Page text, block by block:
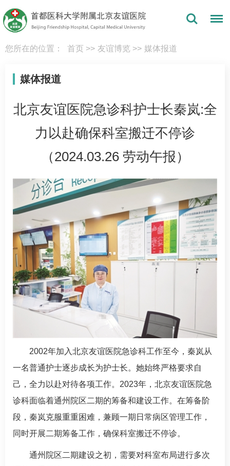
您所在的位置： 首页 >> 友谊博览 >> 媒体报道
媒体报道
北京友谊医院急诊科护士长秦岚:全
力以赴确保科室搬迁不停诊
（2024.03.26 劳动午报）
2002年加入北京友谊医院急诊科工作至今，秦岚从
一名普通护士逐步成长为护士长。她始终严格要求自
己，全力以赴对待各项工作。2023年，北京友谊医院急
诊科面临着通州院区二期的筹备和建设工作。在筹备阶
段，秦岚克服重重困难，兼顾一期日常病区管理工作，
同时开展二期筹备工作，确保科室搬迁不停诊。
通州院区二期建设之初，需要对科室布局进行多次